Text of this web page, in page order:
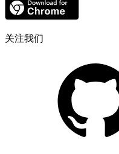
关注我们